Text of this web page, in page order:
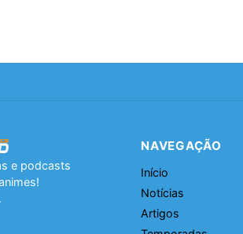
e podcasts
NAVEGAÇÃO
Início
Notícias
Artigos